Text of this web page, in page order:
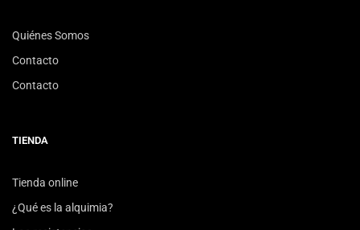
Quiénes Somos
Contacto
Contacto
TIENDA
Tienda online
¿Qué es la alquimia?